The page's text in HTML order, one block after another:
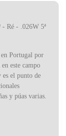
- Ré - .026W 5ª
Portugal por
este campo
es el punto de
y púas varias.